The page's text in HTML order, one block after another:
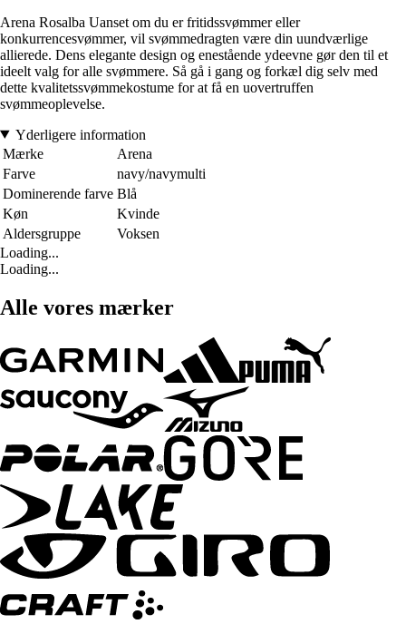
Arena Rosalba Uanset om du er fritidssvømmer eller
konkurrencesvømmer, vil svømmedragten være din uundværlige
allierede. Dens elegante design og enestående ydeevne gør den til et
ideelt valg for alle svømmere. Så gå i gang og forkæl dig selv med
dette kvalitetssvømmekostume for at få en uovertruffen
svømmeoplevelse.
Yderligere information
Mærke
Arena
Farve
navy/navymulti
Dominerende farve Blå
Køn
Kvinde
Aldersgruppe
Voksen
Loading...
Loading...
Alle vores mærker